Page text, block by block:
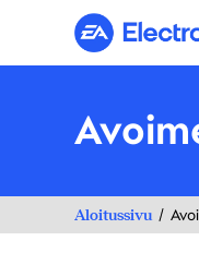
Aloitussivu